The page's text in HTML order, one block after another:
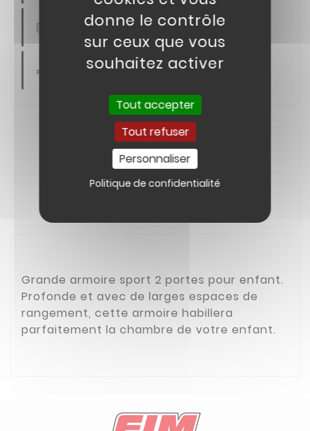
Paiement En Plusieurs Fois
SAV Réactif
Description
Grande armoire sport 2 portes pour enfant.
Profonde et avec de larges espaces de
rangement, cette armoire habillera
parfaitement la chambre de votre enfant.
donne le contrôle
sur ceux que vous
souhaitez activer
Tout accepter
Tout refuser
Personnaliser
Politique de confidentialité